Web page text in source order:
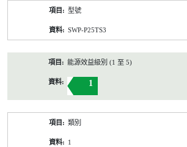
型號
SWP-P25TS3
能源效益級別 (1 至 5)
1
類別
1